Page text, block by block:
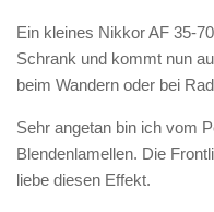
Ein kleines Nikkor AF 35-
Schrank und kommt nun
beim Wandern oder bei
Sehr angetan bin ich vom
Blendenlamellen. Die
liebe diesen Effekt.